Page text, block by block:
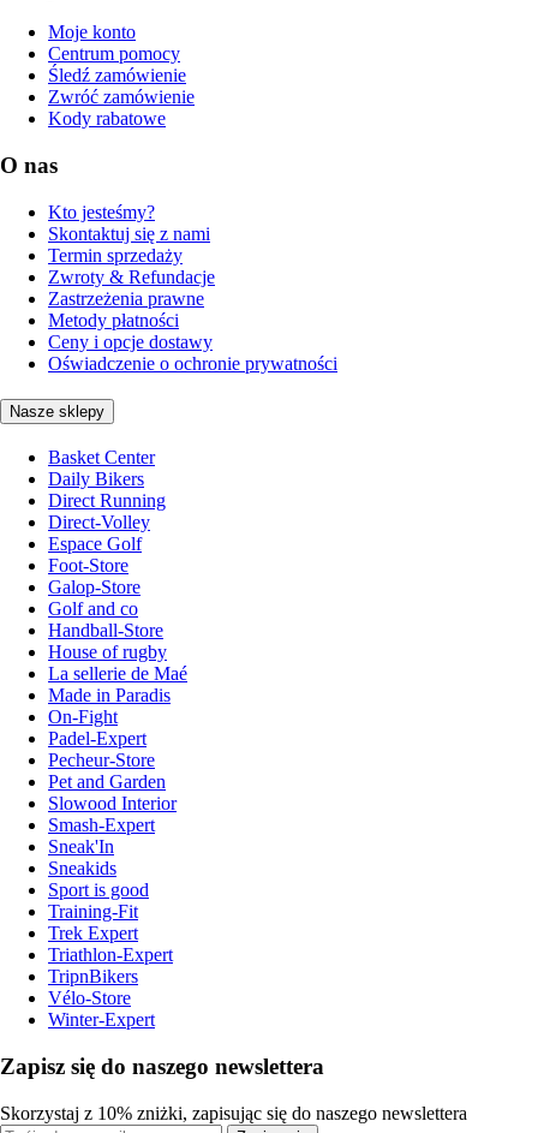
Moje konto
Centrum pomocy
Śledź zamówienie
Zwróć zamówienie
Kody rabatowe
O nas
Kto jesteśmy?
Skontaktuj się z nami
Termin sprzedaży
Zwroty & Refundacje
Zastrzeżenia prawne
Metody płatności
Ceny i opcje dostawy
Oświadczenie o ochronie prywatności
Nasze sklepy
Basket Center
Daily Bikers
Direct Running
Direct-Volley
Espace Golf
Foot-Store
Galop-Store
Golf and co
Handball-Store
House of rugby
La sellerie de Maé
Made in Paradis
On-Fight
Padel-Expert
Pecheur-Store
Pet and Garden
Slowood Interior
Smash-Expert
Sneak'In
Sneakids
Sport is good
Training-Fit
Trek Expert
Triathlon-Expert
TripnBikers
Vélo-Store
Winter-Expert
Zapisz się do naszego newslettera
Skorzystaj z 10% zniżki, zapisując się do naszego newslettera